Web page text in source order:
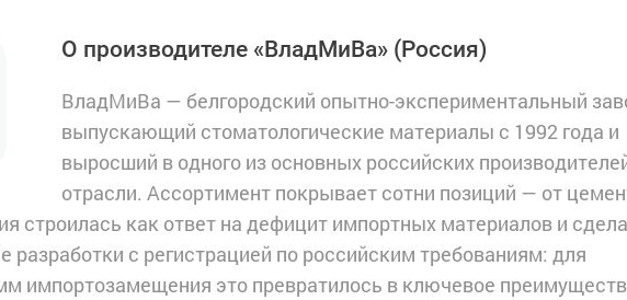
О производителе «ВладМиВа» (Россия)
ВладМиВа — белгородский опытно-экспериментальный
выпускающий стоматологические материалы с 1992 года и
выросший в одного из основных российских
отрасли. Ассортимент покрывает сотни позиций — от
строилась как ответ на дефицит импортных материалов и
разработки с регистрацией по российским требованиям: для
импортозамещения это превратилось в ключевое